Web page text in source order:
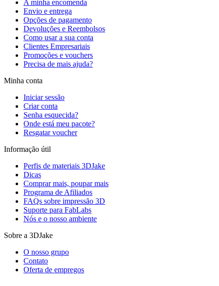
A minha encomenda
Envio e entrega
Opções de pagamento
Devoluções e Reembolsos
Como usar a sua conta
Clientes Empresariais
Promoções e vouchers
Precisa de mais ajuda?
Minha conta
Iniciar sessão
Criar conta
Senha esquecida?
Onde está meu pacote?
Resgatar voucher
Informação útil
Perfis de materiais 3DJake
Dicas
Comprar mais, poupar mais
Programa de Afiliados
FAQs sobre impressão 3D
Suporte para FabLabs
Nós e o nosso ambiente
Sobre a 3DJake
O nosso grupo
Contato
Oferta de empregos